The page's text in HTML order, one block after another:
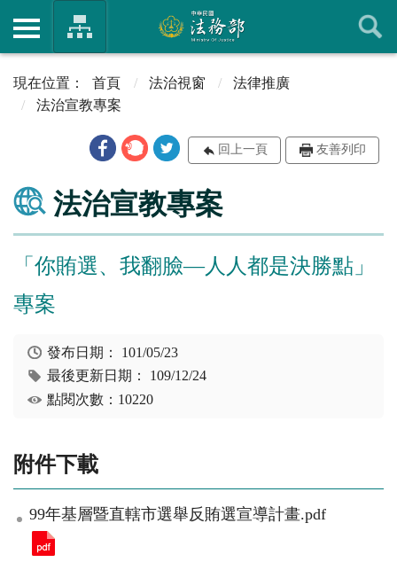
首頁 法治視窗
法律推廣
法治宣教專案
回上一頁 友善列印
法治宣教專案
「你賄選、我翻臉—人人都是決勝點」
專案
發布日期： 101/05/23
最後更新日期： 109/12/24
點閱次數：10220
附件下載
99年基層暨直轄市選舉反賄選宣導計畫.pdf